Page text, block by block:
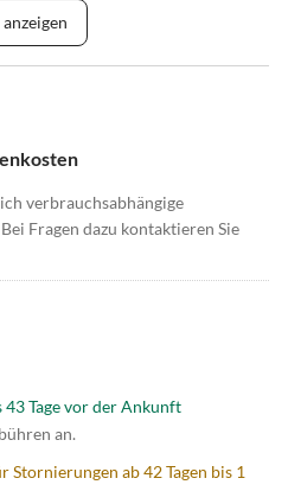
verbrauchsabhängige
Fragen dazu kontaktieren Sie
Tage vor der Ankunft
an.
ab 42 Tagen bis 1